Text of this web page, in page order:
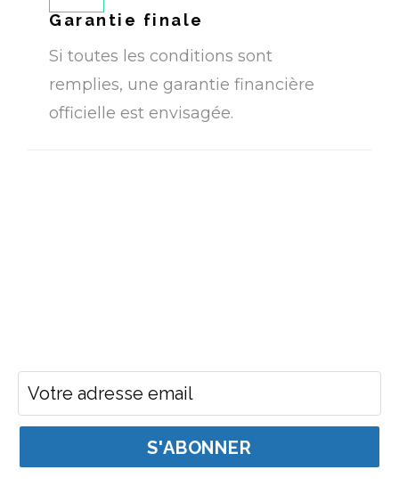
Garantie finale
Si toutes les conditions sont
remplies, une garantie financière
officielle est envisagée.
Adresse courriel pour